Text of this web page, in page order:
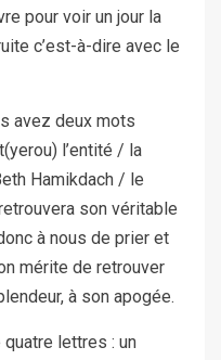
pour voir un jour la
c’est-à-dire avec le
avez deux mots
l’entité / la
Hamikdach / le
son véritable
à nous de prier et
mérite de retrouver
à son apogée.
lettres : un